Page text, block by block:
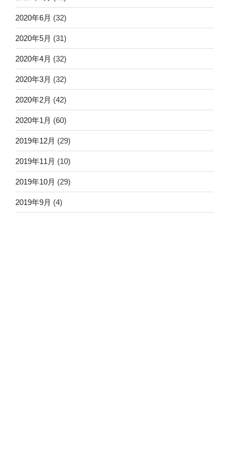
2020年6月 (32)
2020年5月 (31)
2020年4月 (32)
2020年3月 (32)
2020年2月 (42)
2020年1月 (60)
2019年12月 (29)
2019年11月 (10)
2019年10月 (29)
2019年9月 (4)